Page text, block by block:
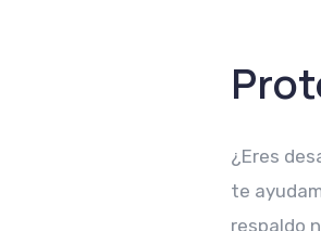
¿Eres
te
respaldo